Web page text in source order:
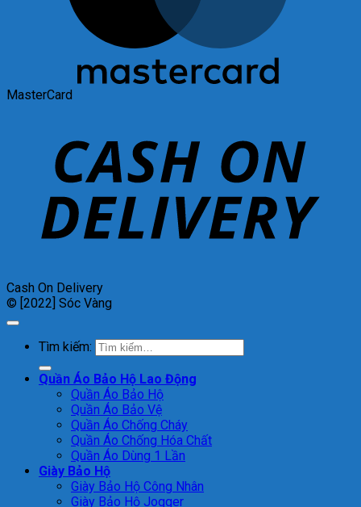
MasterCard
Cash On Delivery
© [2022] Sóc Vàng
Tìm kiếm:
Quần Áo Bảo Hộ Lao Động
Quần Áo Bảo Hộ
Quần Áo Bảo Vệ
Quần Áo Chống Cháy
Quần Áo Chống Hóa Chất
Quần Áo Dùng 1 Lần
Giày Bảo Hộ
Giày Bảo Hộ Công Nhân
Giày Bảo Hộ Jogger